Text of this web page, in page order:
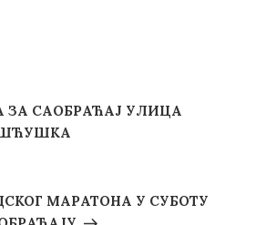
ЗА САОБРАЋАЈ УЛИЦА
МАРАТОНА У СУБОТУ